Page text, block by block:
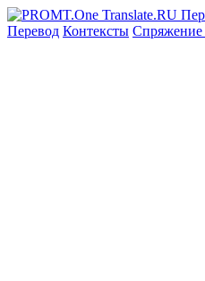
Перевод Контексты Спряжение